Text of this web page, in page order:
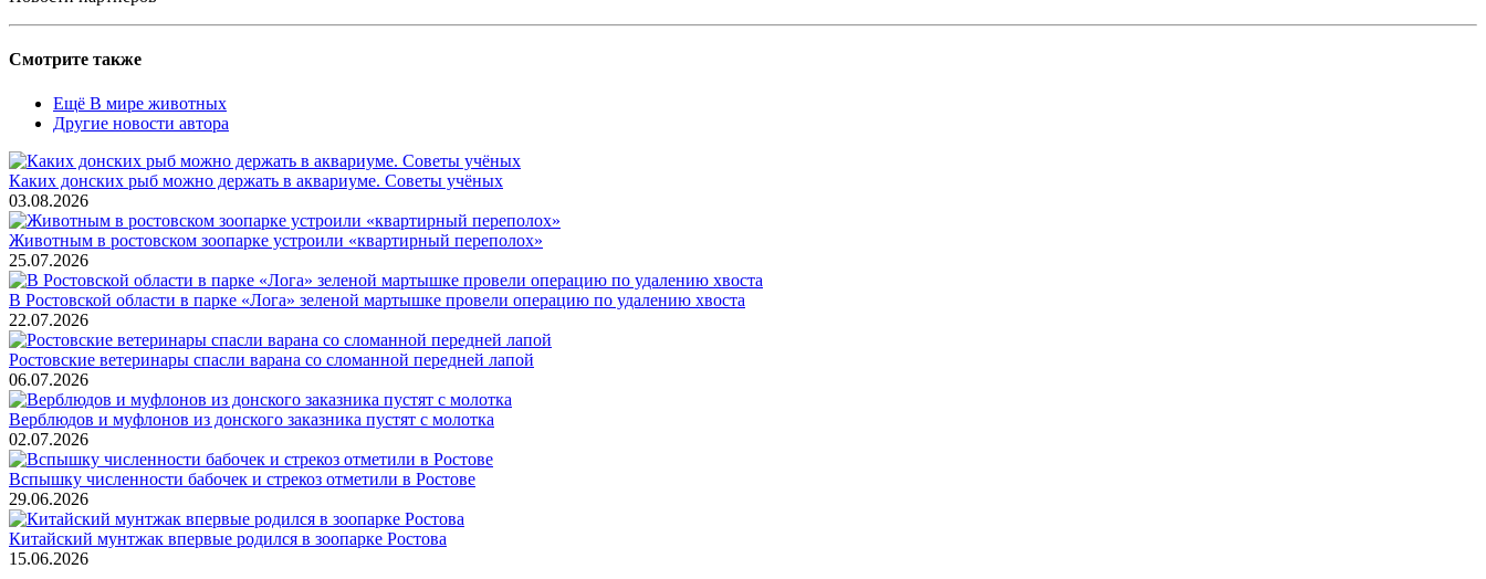
Смотрите также
Ещё В мире животных
Другие новости автора
Каких донских рыб можно держать в аквариуме. Советы учёных
03.08.2026
Животным в ростовском зоопарке устроили «квартирный переполох»
25.07.2026
В Ростовской области в парке «Лога» зеленой мартышке провели операцию по удалению хвоста
22.07.2026
Ростовские ветеринары спасли варана со сломанной передней лапой
06.07.2026
Верблюдов и муфлонов из донского заказника пустят с молотка
02.07.2026
Вспышку численности бабочек и стрекоз отметили в Ростове
29.06.2026
Китайский мунтжак впервые родился в зоопарке Ростова
15.06.2026